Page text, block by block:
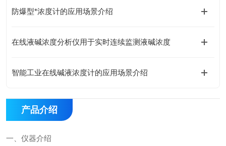
防爆型*浓度计的应用场景介绍
在线液碱浓度分析仪用于实时连续监测液碱浓度
智能工业在线碱液浓度计的应用场景介绍
产品介绍
一、仪器介绍